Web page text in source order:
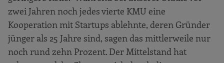
zwei Jahren noch jedes vierte KMU eine
Kooperation mit Startups ablehnte, deren Gründer
jünger als 25 Jahre sind, sagen das mittlerweile nur
noch rund zehn Prozent. Der Mittelstand hat